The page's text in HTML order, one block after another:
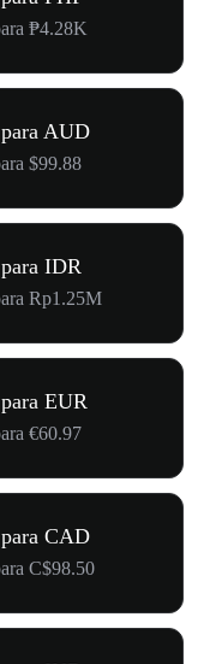
₱4.28K
AUD
$99.88
IDR
Rp1.25M
EUR
€60.97
CAD
C$98.50